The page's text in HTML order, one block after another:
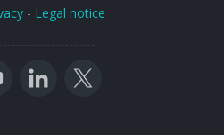
- Legal notice